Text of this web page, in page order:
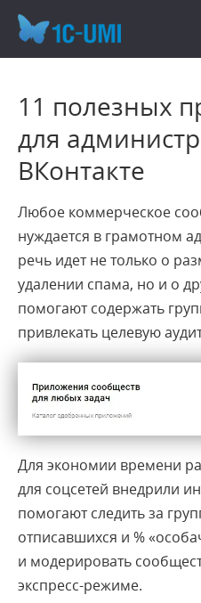
11 полезных
для
ВКонтакте
Любое коммерческое
нуждается в грамотном
речь идет не только о
удалении спама, но и о
помогают содержать
привлекать целевую
Для экономии времени
для соцсетей внедрили
помогают следить за
отписавшихся и %
и модерировать
экспресс-режиме.